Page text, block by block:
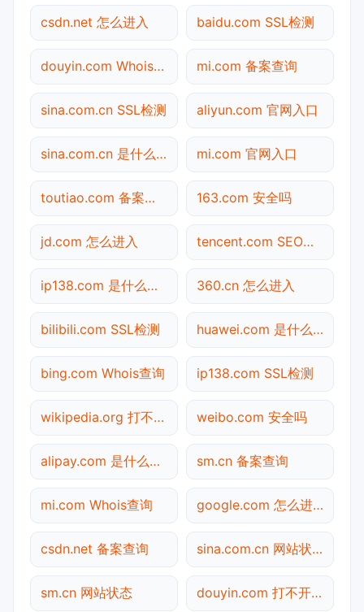
csdn.net 怎么进入 baidu.com SSL检测
douyin.com Whois查询 mi.com 备案查询
sina.com.cn SSL检测 aliyun.com 官网入口
sina.com.cn 是什么网站 mi.com 官网入口
toutiao.com 备案查询 163.com 安全吗
jd.com 怎么进入 tencent.com SEO体检
ip138.com 是什么网站 360.cn 怎么进入
bilibili.com SSL检测 huawei.com 是什么网站
bing.com Whois查询 ip138.com SSL检测
wikipedia.org 打不开检测 weibo.com 安全吗
alipay.com 是什么网站 sm.cn 备案查询
mi.com Whois查询 google.com 怎么进入
csdn.net 备案查询 sina.com.cn 网站状态
sm.cn 网站状态 douyin.com 打不开检测